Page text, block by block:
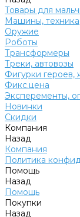
Товары для
Машины, техника
Оружие
Роботы
Трансформеры
Треки, автовозы
Фигурки героев,
Фикс.цена
Эксперементы,
Новинки
Скидки
Компания
Назад
Компания
Политика
Помощь
Назад
Помощь
Покупки
Назад